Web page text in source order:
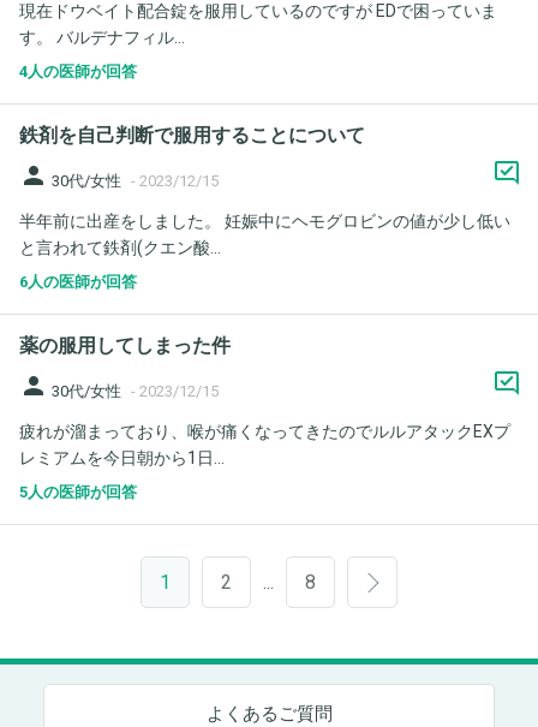
現在ドウベイト配合錠を服用しているのですが EDで困っていま
す。 バルデナフィル...
4人の医師が回答
鉄剤を自己判断で服用することについて
person 30代/女性 - 2023/12/15
半年前に出産をしました。 妊娠中にヘモグロビンの値が少し低い
と言われて鉄剤(クエン酸...
6人の医師が回答
薬の服用してしまった件
person 30代/女性 - 2023/12/15
疲れが溜まっており、喉が痛くなってきたのでルルアタックEXプ
レミアムを今日朝から1日...
5人の医師が回答
1 2 8
よくあるご質問